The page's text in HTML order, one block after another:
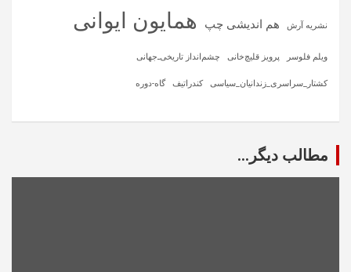
نشریه آرش هم اندیشی چپ همایون ایوانی
ویلم فلوسر پرویز قلیچ‌خانی چشم‌انداز تاریخی‌ـ‌جهانی
کشتار_سراسری_زندانیان_سیاسی کندراتیف گاه-دوره
مطالب دیگر...